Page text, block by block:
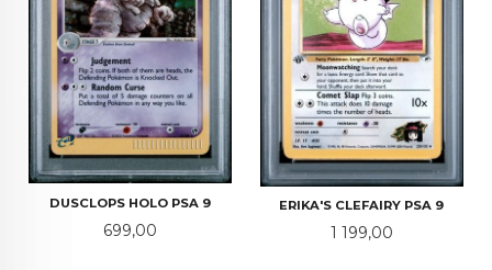
DUSCLOPS HOLO PSA 9
Pris
699,00
ERIKA'S CLEFAIRY PSA 9
Pris
1 199,00